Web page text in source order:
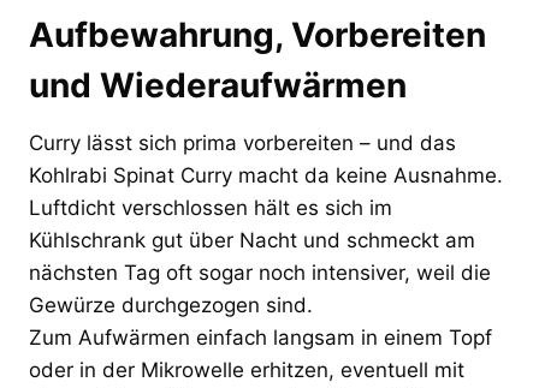
Aufbewahrung, Vorbereiten
und Wiederaufwärmen
Curry lässt sich prima vorbereiten – und das
Kohlrabi Spinat Curry macht da keine Ausnahme.
Luftdicht verschlossen hält es sich im
Kühlschrank gut über Nacht und schmeckt am
nächsten Tag oft sogar noch intensiver, weil die
Gewürze durchgezogen sind.
Zum Aufwärmen einfach langsam in einem Topf
oder in der Mikrowelle erhitzen, eventuell mit